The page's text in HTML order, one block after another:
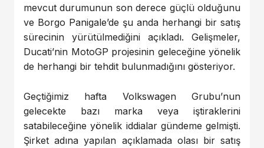
mevcut durumunun son derece güçlü olduğunu
ve Borgo Panigale’de şu anda herhangi bir satış
sürecinin yürütülmediğini açıkladı. Gelişmeler,
Ducati’nin MotoGP projesinin geleceğine yönelik
de herhangi bir tehdit bulunmadığını gösteriyor.
Geçtiğimiz hafta Volkswagen Grubu’nun
gelecekte bazı marka veya iştiraklerini
satabileceğine yönelik iddialar gündeme gelmişti.
Şirket adına yapılan açıklamada olası bir satış